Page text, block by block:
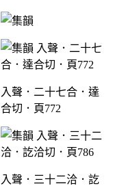
入聲．二十七合．達
合切．頁772
入聲．三十二洽．訖